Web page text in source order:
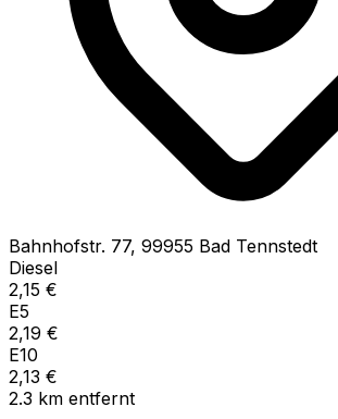
Bahnhofstr. 77, 99955 Bad Tennstedt
Diesel
2,15 €
E5
2,19 €
E10
2,13 €
2.3 km entfernt